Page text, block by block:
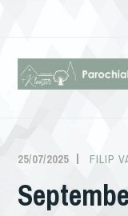
inhoud
25/07/2025 FILIP